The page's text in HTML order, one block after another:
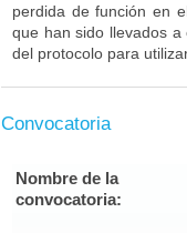
perdida de función en
que han sido llevados
del protocolo para
Convocatoria
Nombre de la
convocatoria: